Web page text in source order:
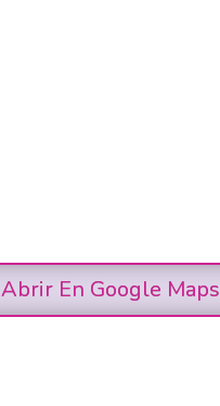
Abrir En Google Maps